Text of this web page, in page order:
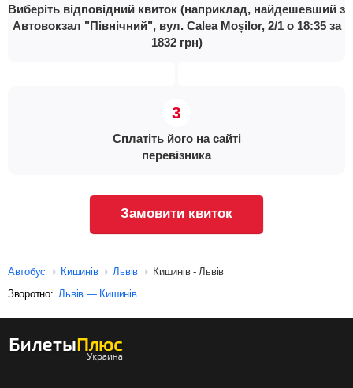
Виберіть відповідний квиток (наприклад, найдешевший з
Автовокзал "Північний", вул. Calea Moșilor, 2/1 о 18:35 за
1832 грн)
Сплатіть його на сайті
перевізника
Замовити квиток
Автобус Кишинів Львів
Кишинів - Львів
Зворотно: Львів — Кишинів